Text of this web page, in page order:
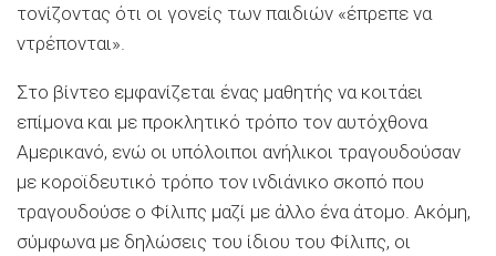
τονίζοντας ότι οι γονείς των παιδιών «έπρεπε να
ντρέπονται».
Στο βίντεο εμφανίζεται ένας μαθητής να κοιτάει
επίμονα και με προκλητικό τρόπο τον αυτόχθονα
Αμερικανό, ενώ οι υπόλοιποι ανήλικοι τραγουδούσαν
με κοροϊδευτικό τρόπο τον ινδιάνικο σκοπό που
τραγουδούσε ο Φίλιπς μαζί με άλλο ένα άτομο. Ακόμη,
σύμφωνα με δηλώσεις του ίδιου του Φίλιπς, οι